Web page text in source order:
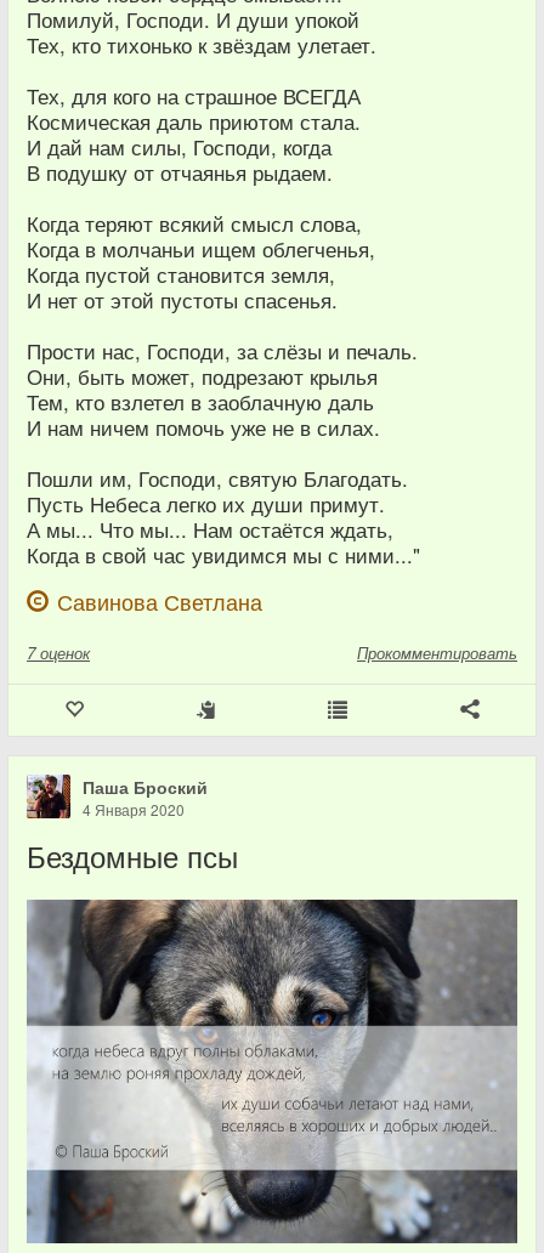
Помилуй, Господи. И души упокой
Тех, кто тихонько к звёздам улетает.
Тех, для кого на страшное ВСЕГДА
Космическая даль приютом стала.
И дай нам силы, Господи, когда
В подушку от отчаянья рыдаем.
Когда теряют всякий смысл слова,
Когда в молчаньи ищем облегченья,
Когда пустой становится земля,
И нет от этой пустоты спасенья.
Прости нас, Господи, за слёзы и печаль.
Они, быть может, подрезают крылья
Тем, кто взлетел в заоблачную даль
И нам ничем помочь уже не в силах.
Пошли им, Господи, святую Благодать.
Пусть Небеса легко их души примут.
А мы... Что мы... Нам остаётся ждать,
Когда в свой час увидимся мы с ними..."
Савинова Светлана
7 оценок Прокомментировать
Паша Броский
4 Января 2020
Бездомные псы